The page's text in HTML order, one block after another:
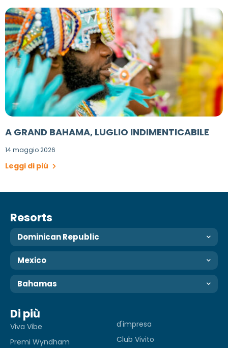
A GRAND BAHAMA, LUGLIO INDIMENTICABILE
14 maggio 2026
Leggi di più
Resorts
Dominican Republic
Mexico
Bahamas
Di più
Viva Vibe
Premi Wyndham
d'impresa
Club Vivito